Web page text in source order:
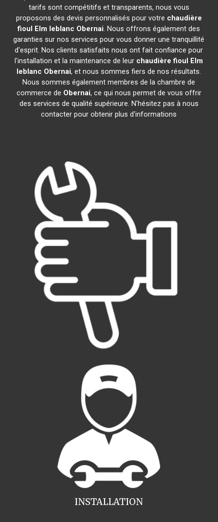
tarifs sont compétitifs et transparents, nous vous
proposons des devis personnalisés pour votre chaudière
fioul Elm leblanc Obernai. Nous offrons également des
garanties sur nos services pour vous donner une tranquillité
d'esprit. Nos clients satisfaits nous ont fait confiance pour
l'installation et la maintenance de leur chaudière fioul Elm
leblanc Obernai, et nous sommes fiers de nos résultats.
Nous sommes également membres de la chambre de
commerce de Obernai, ce qui nous permet de vous offrir
des services de qualité supérieure. N'hésitez pas à nous
contacter pour obtenir plus d'informations
INSTALLATION